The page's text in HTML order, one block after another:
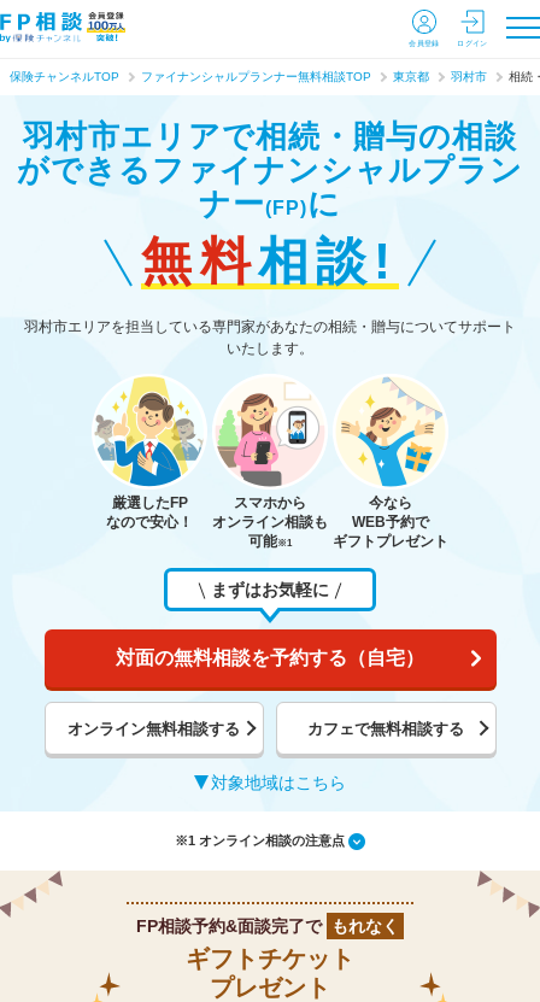
会員登録 ログイン
保険チャンネルTOP ファイナンシャルプランナー無料相談TOP 東京都 羽村市 相続
羽村市エリアで相続・贈与の相談
ができる ファイナンシャルプラン
ナー(FP)に
無料相談!
羽村市エリアを担当している専門家があなたの相続・贈与についてサポート
いたします。
厳選したFP
なので安心！
スマホから
オンライン相談も
可能※1
今なら
WEB予約で
ギフトプレゼント
まずはお気軽に
対面の無料相談を予約する（自宅）
オンライン無料相談する カフェで無料相談する
対象地域はこちら
※1 オンライン相談の注意点
FP相談予約&面談完了で もれなく
ギフトチケット
プレゼント